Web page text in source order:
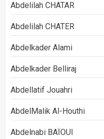
Abdelilah CHATAR
Abdelilah CHATER
Abdelkader Alami
Abdelkader Belliraj
Abdellatif Jouahri
AbdelMalik Al-Houthi
Abdelnabi BAÏOUI